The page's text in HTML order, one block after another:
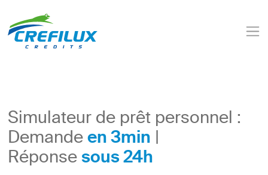
Simulateur de prêt personnel :
Demandeen 3min |
Réponsesous 24h